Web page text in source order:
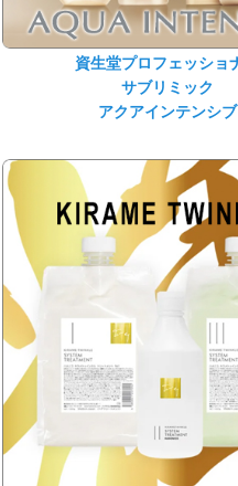
資生堂プロフェッショ
サブリミック
アクアインテンシブ